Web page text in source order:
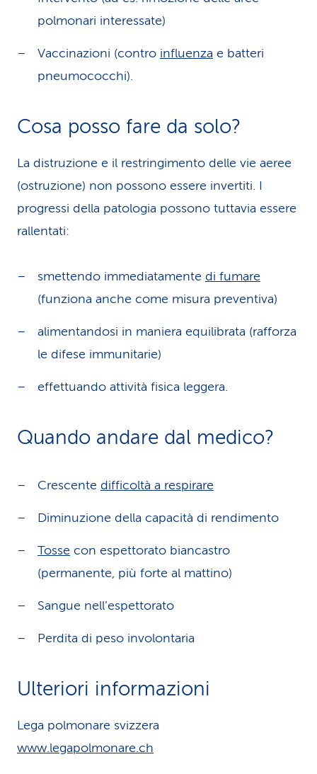
polmonari interessate)
Vaccinazioni (contro influenza e batteri
pneumococchi).
Cosa posso fare da solo?
La distruzione e il restringimento delle vie aeree
(ostruzione) non possono essere invertiti. I
progressi della patologia possono tuttavia essere
rallentati:
smettendo immediatamente di fumare
(funziona anche come misura preventiva)
alimentandosi in maniera equilibrata (rafforza
le difese immunitarie)
effettuando attività fisica leggera.
Quando andare dal medico?
Crescente difficoltà a respirare
Diminuzione della capacità di rendimento
Tosse con espettorato biancastro
(permanente, più forte al mattino)
Sangue nell’espettorato
Perdita di peso involontaria
Ulteriori informazioni
Lega polmonare svizzera
www.legapolmonare.ch